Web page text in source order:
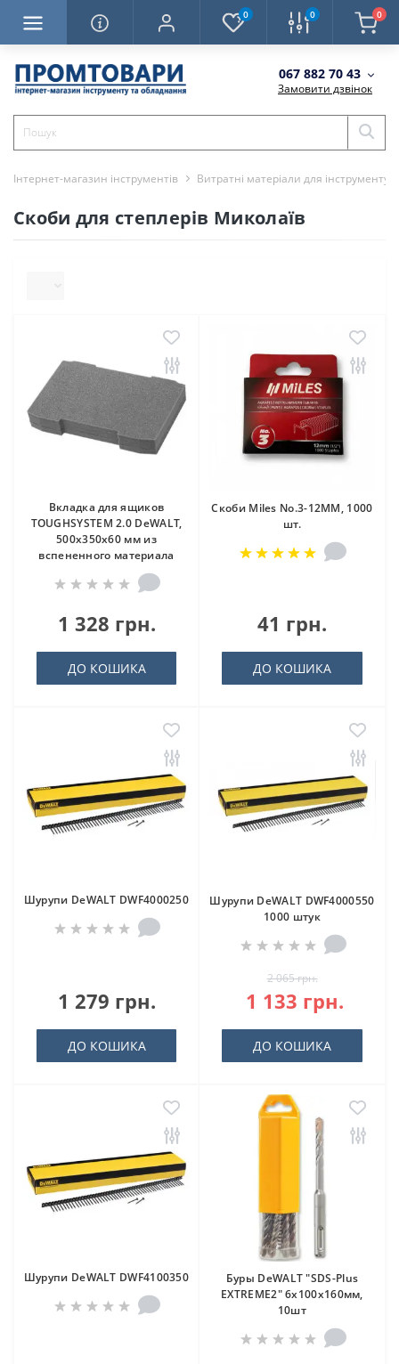
0 0 0
067 882 70 43
Замовити дзвінок
Інтернет-магазин інструментів Витратні матеріали для інструменту
Скоби для степлерів Миколаїв
Вкладка для ящиков
TOUGHSYSTEM 2.0 DeWALT,
500х350х60 мм из
вспененного материала
1 328 грн.
ДО КОШИКА
Скоби Miles No.3-12MM, 1000
шт.
41 грн.
ДО КОШИКА
Шурупи DeWALT DWF4000250
1 279 грн.
ДО КОШИКА
Шурупи DeWALT DWF4000550
1000 штук
2 065 грн.
1 133 грн.
ДО КОШИКА
Шурупи DeWALT DWF4100350
Буры DeWALT "SDS-Plus
EXTREME2" 6x100x160мм,
10шт